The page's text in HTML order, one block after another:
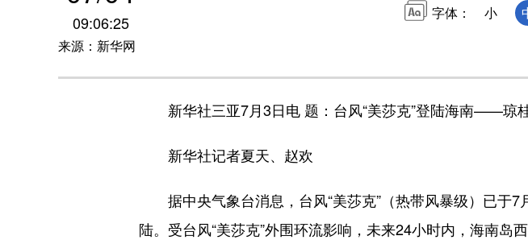
09:06:25
来源：新华网
字体： 小
新华社三亚7月3日电 题：台风“美莎克”登陆海南——琼
新华社记者夏天、赵欢
据中央气象台消息，台风“美莎克”（热带风暴级）已于7
陆。受台风“美莎克”外围环流影响，未来24小时内，海南岛